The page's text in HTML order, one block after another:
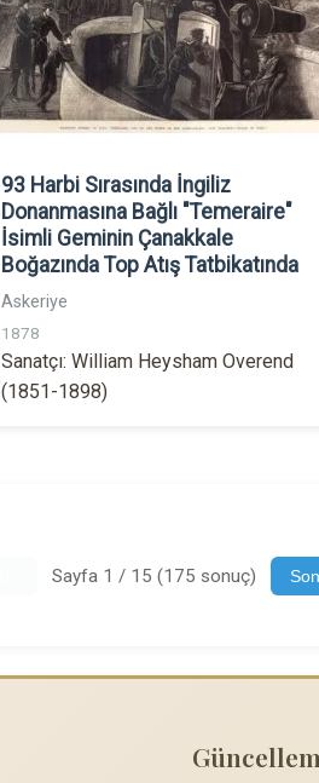
93 Harbi Sırasında İngiliz
Donanmasına Bağlı "Temeraire"
İsimli Geminin Çanakkale
Boğazında Top Atış Tatbikatında
Askeriye
1878
Sanatçı: William Heysham Overend
(1851-1898)
Sayfa 1 / 15 (175 sonuç)